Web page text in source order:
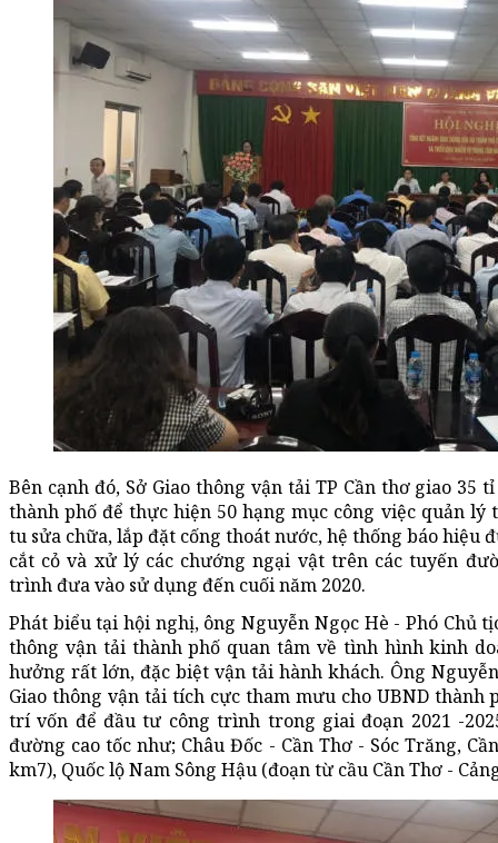
Bên cạnh đó, Sở Giao thông vận tải TP Cần thơ giao
thành phố để thực hiện 50 hạng mục công việc quản
tu sửa chữa, lắp đặt cống thoát nước, hệ thống báo hiệu
cắt cỏ và xử lý các chướng ngại vật trên các tuyến
trình đưa vào sử dụng đến cuối năm 2020.
Phát biểu tại hội nghị, ông Nguyễn Ngọc Hè - Phó Chủ
thông vận tải thành phố quan tâm về tình hình kinh
hưởng rất lớn, đặc biệt vận tải hành khách. Ông
Giao thông vận tải tích cực tham mưu cho UBND
trí vốn để đầu tư công trình trong giai đoạn 2021 -
đường cao tốc như; Châu Đốc - Cần Thơ - Sóc Trăng,
km7), Quốc lộ Nam Sông Hậu (đoạn từ cầu Cần Thơ -